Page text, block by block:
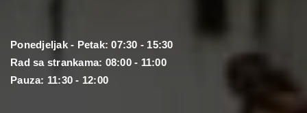
Ponedjeljak - Petak: 07:30 - 15:30
Rad sa strankama: 08:00 - 11:00
Pauza: 11:30 - 12:00